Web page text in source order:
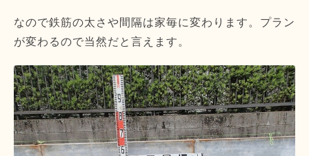
なので鉄筋の太さや間隔は家毎に変わります。プラン
が変わるので当然だと言えます。